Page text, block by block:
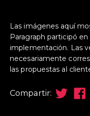
Las imágenes aquí
Paragraph participó
implementación. Las
necesariamente
las propuestas al
Compartir: